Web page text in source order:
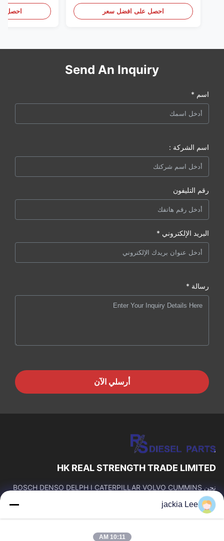
(بيركنز) ، كل شيء جديد
احصل على افضل سعر احصل
Send An Inquiry
اسم *
اسم الشركة :
رقم التليفون
البريد الإلكتروني *
رسالة *
أرسلي الآن
HK REAL STRENGTH TRADE LIMITED
نحن BOSCH DENSO DELPH I CATERPILLAR VOLVO CUMMINS
9523.
روابط سريعة
jackia Lee
10:11 AM